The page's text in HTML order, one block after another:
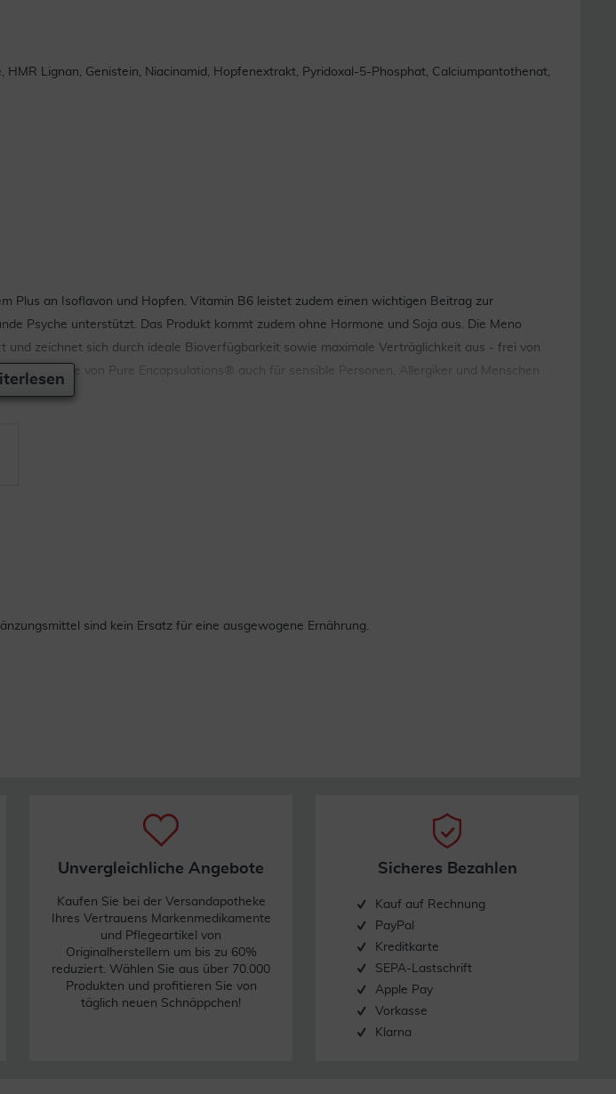
Lignan, Genistein, Niacinamid, Hopfenextrakt, Pyridoxal-5-Phosphat, Calciumpantothenat,
Plus an Isoflavon und Hopfen. Vitamin B6 leistet zudem einen wichtigen Beitrag zur
Psyche unterstützt. Das Produkt kommt zudem ohne Hormone und Soja aus. Die Meno
zeichnet sich durch ideale Bioverfügbarkeit sowie maximale Verträglichkeit aus - frei von
Produkte von Pure Encapsulations® auch für sensible Personen, Allergiker und Menschen
sind kein Ersatz für eine ausgewogene Ernährung.
Unvergleichliche Angebote
Kaufen Sie bei der Versandapotheke
Ihres Vertrauens Markenmedikamente
und Pflegeartikel von
Originalherstellern um bis zu 60%
reduziert. Wählen Sie aus über 70.000
Produkten und profitieren Sie von
täglich neuen Schnäppchen!
Sicheres Bezahlen
Kauf auf Rechnung
PayPal
Kreditkarte
SEPA-Lastschrift
Apple Pay
Vorkasse
Klarna